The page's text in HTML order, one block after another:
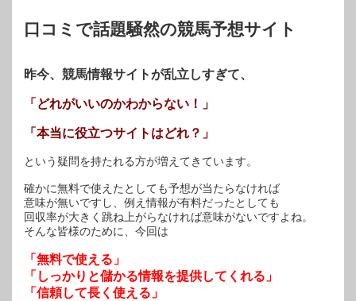
開
き
口コミで話題騒然の競馬予想サイト
昨今、競馬情報サイトが乱立しすぎて、
「どれがいいのかわからない！」
「本当に役立つサイトはどれ？」
という疑問を持たれる方が増えてきています。
確かに無料で使えたとしても予想が当たらなければ
意味が無いですし、例え情報が有料だったとしても
回収率が大きく跳ね上がらなければ意味がないですよね。
そんな皆様のために、今回は
「無料で使える」
「しっかりと儲かる情報を提供してくれる」
「信頼して長く使える」